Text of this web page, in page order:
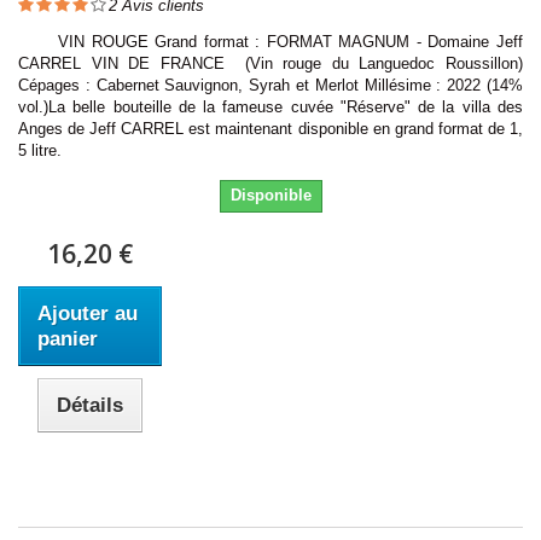
2 Avis clients
VIN ROUGE Grand format : FORMAT MAGNUM - Domaine Jeff
CARREL VIN DE FRANCE (Vin rouge du Languedoc Roussillon)
Cépages : Cabernet Sauvignon, Syrah et Merlot Millésime : 2022 (14%
vol.)La belle bouteille de la fameuse cuvée "Réserve" de la villa des
Anges de Jeff CARREL est maintenant disponible en grand format de 1,
5 litre.
Disponible
16,20 €
Ajouter au
panier
Détails